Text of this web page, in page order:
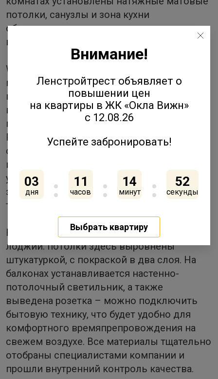
потолки, санузлы и зона кухни
оборудованы точками подключения
водоснабжения и канализации.
White box также включает установку
металлической входной двери,
подоконников, оконные откосы
выполнены из белых утепленных сэндвич-
панелей.
Разводка электричества проведена по
стандартам застройщика: помимо розеток
и выключателей, в квартирах
устанавливаются датчики дыма, дверной
звонок, IP монитор, терморегуляторы
теплого пола.
Не осталась без внимания зона балконов и
лоджий: потолки здесь выровнены
штукатуркой, с покраской в два слоя. На
балконах устанавливается настенно-
потолочный светильник, а также
выведена розетка – можно подключить
бытовую технику, что будет удобно для
комфортного времяпрепровождения на
свежем воздухе. Все материалы тщательно
отобраны специалистами компании и
прошли внутренний контроль качества.
Внимание!
Ленстройтрест объявляет о
повышении цен
на квартиры в ЖК «Окла Вижн»
с 12.08.26
Успейте забронировать!
03
дня
11
часов
14
минут
52
секунды
Выбрать квартиру